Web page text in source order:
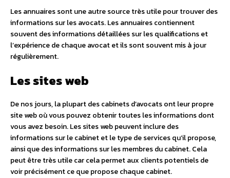
Les annuaires sont une autre source très utile pour trouver des
informations sur les avocats. Les annuaires contiennent
souvent des informations détaillées sur les qualifications et
l’expérience de chaque avocat et ils sont souvent mis à jour
régulièrement.
Les sites web
De nos jours, la plupart des cabinets d’avocats ont leur propre
site web où vous pouvez obtenir toutes les informations dont
vous avez besoin. Les sites web peuvent inclure des
informations sur le cabinet et le type de services qu’il propose,
ainsi que des informations sur les membres du cabinet. Cela
peut être très utile car cela permet aux clients potentiels de
voir précisément ce que propose chaque cabinet.